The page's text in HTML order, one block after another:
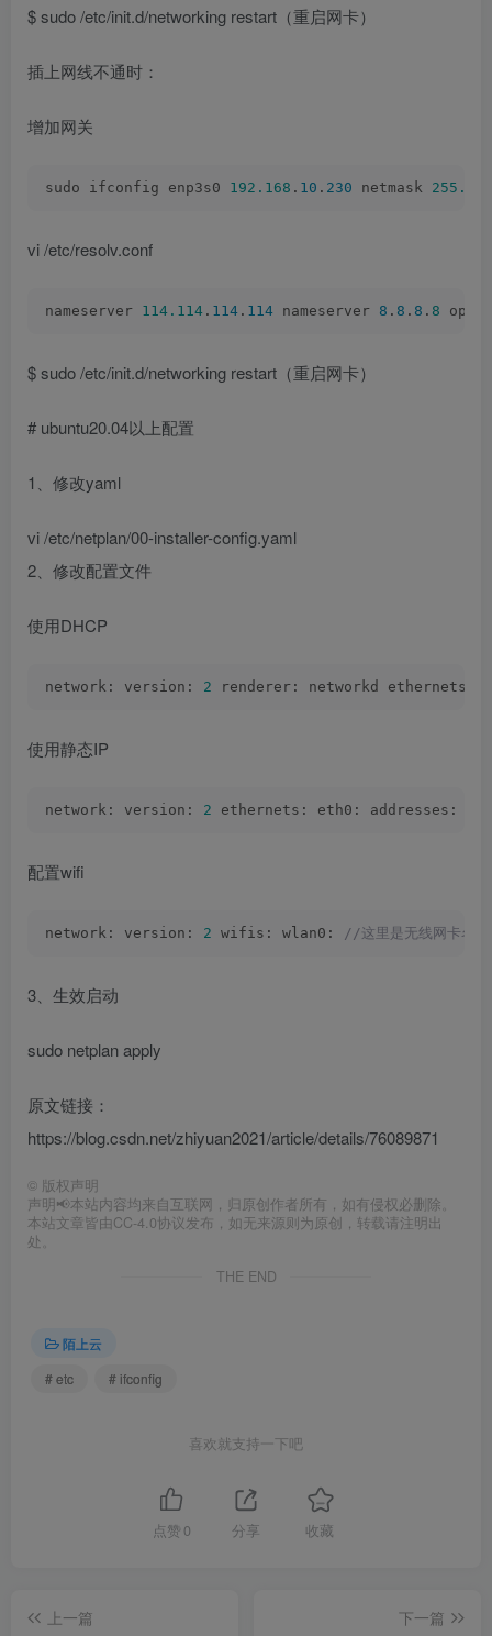
$ sudo /etc/init.d/networking restart（重启网卡）
插上网线不通时：
增加网关
sudo ifconfig enp3s0 192.168 . 10 . 230 netmask 255.255
vi /etc/resolv.conf
nameserver 114.114 . 114 . 114 nameserver 8 . 8 . 8 . 8
$ sudo /etc/init.d/networking restart（重启网卡）
# ubuntu20.04以上配置
1、修改yaml
vi /etc/netplan/00-installer-config.yaml
2、修改配置文件
使用DHCP
network: version: 2 renderer: networkd ethernets:
使用静态IP
network: version: 2 ethernets: eth0: addresses:
配置wifi
network: version: 2 wifis: wlan0: //这里是无线网卡
3、生效启动
sudo netplan apply
原文链接：
https://blog.csdn.net/zhiyuan2021/article/details/76089871
© 版权声明
声明📢本站内容均来自互联网，归原创作者所有，如有侵权必删除。
本站文章皆由CC-4.0协议发布，如无来源则为原创，转载请注明出
处。
THE END
陌上云
# etc
# ifconfig
喜欢就支持一下吧
点赞 0 分享 收藏
上一篇
下一篇